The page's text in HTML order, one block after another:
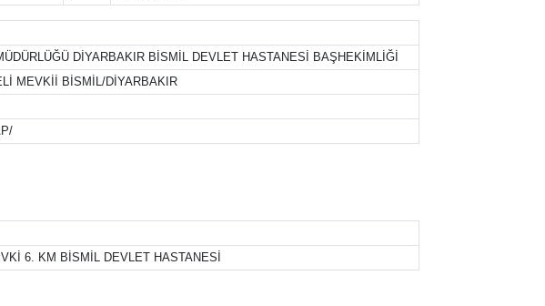
DİYARBAKIR BİSMİL DEVLET HASTANESİ BAŞHEKİMLİĞİ
MEVKİİ BİSMİL/DİYARBAKIR
6. KM BİSMİL DEVLET HASTANESİ